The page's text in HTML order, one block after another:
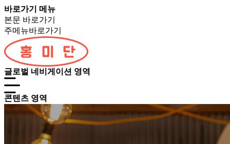
바로가기 메뉴
본문 바로가기
주메뉴바로가기
글로벌 네비게이션 영역
콘텐츠 영역